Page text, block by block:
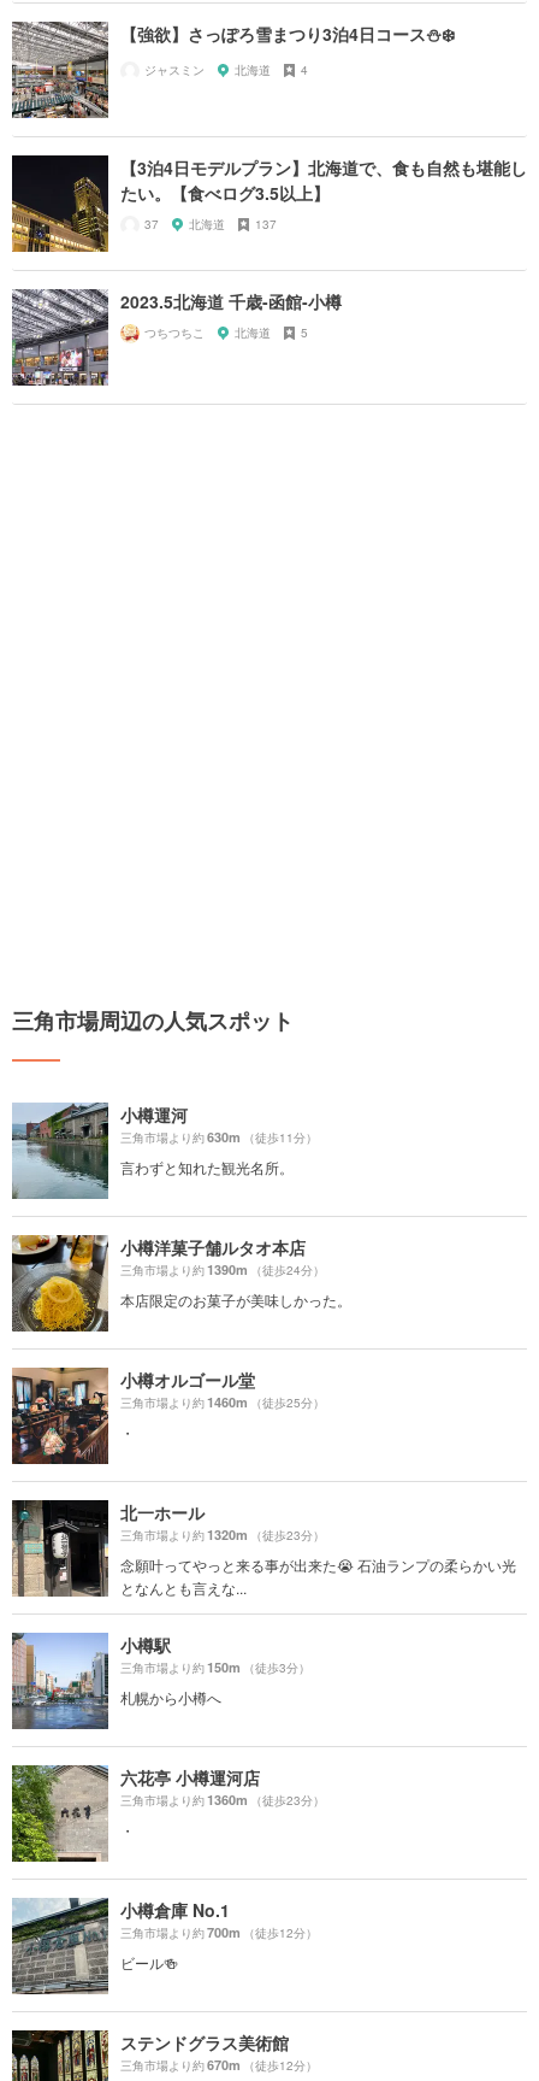
【強欲】さっぽろ雪まつり3泊4日コース⛄️❄️
ジャスミン 北海道 4
【3泊4日モデルプラン】北海道で、食も自然も堪能し
たい。【食べログ3.5以上】
37 北海道 137
2023.5北海道 千歳-函館-小樽
つちつちこ 北海道 5
三角市場周辺の人気スポット
小樽運河
三角市場より約630m （徒歩11分）
言わずと知れた観光名所。
小樽洋菓子舗ルタオ本店
三角市場より約1390m （徒歩24分）
本店限定のお菓子が美味しかった。
小樽オルゴール堂
三角市場より約1460m （徒歩25分）
・
北一ホール
三角市場より約1320m （徒歩23分）
念願叶ってやっと来る事が出来た😭 石油ランプの柔らかい光
となんとも言えな...
小樽駅
三角市場より約150m （徒歩3分）
札幌から小樽へ
六花亭 小樽運河店
三角市場より約1360m （徒歩23分）
・
小樽倉庫 No.1
三角市場より約700m （徒歩12分）
ビール🍻
ステンドグラス美術館
三角市場より約670m （徒歩12分）